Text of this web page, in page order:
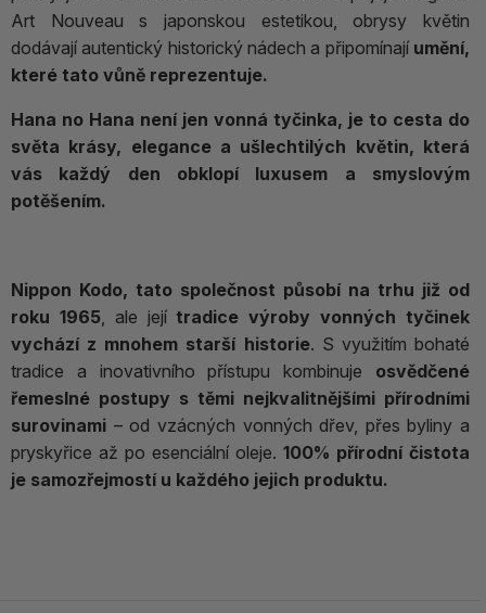
Art Nouveau s japonskou estetikou, obrysy květin
dodávají autentický historický nádech a připomínají umění,
které tato vůně reprezentuje.
Hana no Hana není jen vonná tyčinka, je to cesta do
světa krásy, elegance a ušlechtilých květin, která
vás každý den obklopí luxusem a smyslovým
potěšením.
Nippon Kodo, tato společnost působí na trhu již od
roku 1965, ale její tradice výroby vonných tyčinek
vychází z mnohem starší historie. S využitím bohaté
tradice a inovativního přístupu kombinuje osvědčené
řemeslné postupy s těmi nejkvalitnějšími přírodními
surovinami – od vzácných vonných dřev, přes byliny a
pryskyřice až po esenciální oleje. 100% přírodní čistota
je samozřejmostí u každého jejich produktu.